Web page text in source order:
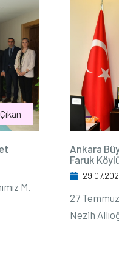
M.
Ankara
Faruk
27
Nezih